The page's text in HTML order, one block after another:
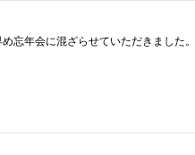
年会に混ざらせていただきました。